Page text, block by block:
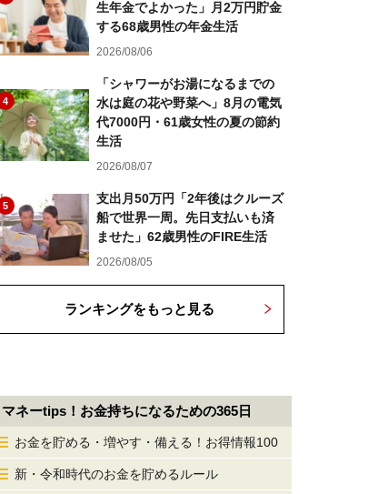
生年金でよかった」月2万円貯金
する68歳男性の年金生活
2026/08/06
4
「シャワーがお湯になるまでの
水は庭の花や野菜へ」8月の電気
代7000円・61歳女性の夏の節約
生活
2026/08/07
5
支出月50万円「2年後はクルーズ
船で世界一周。先日支払いも済
ませた」62歳男性のFIRE生活
2026/08/05
ランキングをもっと見る
マネーtips！お金持ちになるための365日
お金を貯める・増やす・備える！お得情報100
新・令和時代のお金を貯めるルール